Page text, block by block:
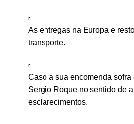
As entregas na Europa e
transporte.
Caso a sua encomenda
Sergio Roque no sentido de
esclarecimentos.